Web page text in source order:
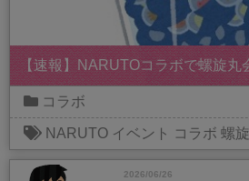
【速報】NARUTOコラボで螺旋丸
コラボ
NARUTO イベント コラボ 螺
2026/06/26